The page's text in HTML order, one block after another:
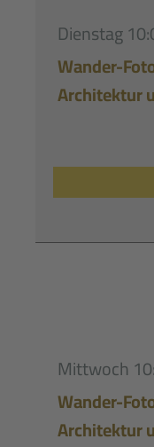
Dienstag
Wander-
Architektur
Mittwoch
Wander-
Architektur